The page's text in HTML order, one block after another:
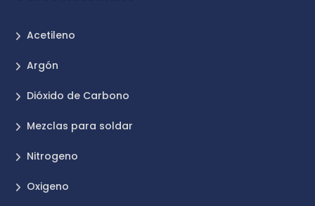
Acetileno
Argón
Dióxido de Carbono
Mezclas para soldar
Nitrogeno
Oxigeno